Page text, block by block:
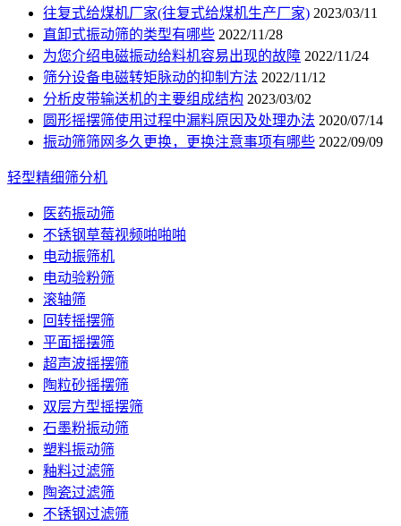
往复式给煤机厂家(往复式给煤机生产厂家) 2023/03/11
直卸式振动筛的类型有哪些 2022/11/28
为您介绍电磁振动给料机容易出现的故障 2022/11/24
筛分设备电磁转矩脉动的抑制方法 2022/11/12
分析皮带输送机的主要组成结构 2023/03/02
圆形摇摆筛使用过程中漏料原因及处理办法 2020/07/14
振动筛筛网多久更换，更换注意事项有哪些 2022/09/09
轻型精细筛分机
医药振动筛
不锈钢草莓视频啪啪啪
电动振筛机
电动验粉筛
滚轴筛
回转摇摆筛
平面摇摆筛
超声波摇摆筛
陶粒砂摇摆筛
双层方型摇摆筛
石墨粉振动筛
塑料振动筛
釉料过滤筛
陶瓷过滤筛
不锈钢过滤筛